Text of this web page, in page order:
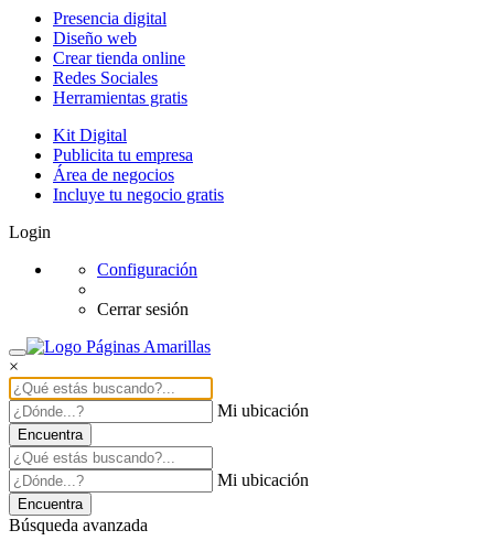
Presencia digital
Diseño web
Crear tienda online
Redes Sociales
Herramientas gratis
Kit Digital
Publicita tu empresa
Área de negocios
Incluye tu negocio gratis
Login
Configuración
Cerrar sesión
×
Mi ubicación
Encuentra
Mi ubicación
Encuentra
Búsqueda avanzada